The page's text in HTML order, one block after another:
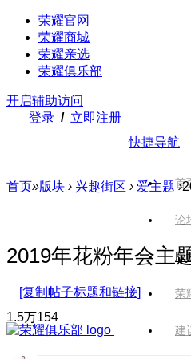
荣耀官网
荣耀商城
荣耀亲选
荣耀俱乐部
开启辅助访问
登录 / 立即注册
快捷导航
首
论
版
荣
建
首页»版块 › 兴趣街区 › 爱主题 ›
2019年花粉年会主
[复制帖子标题和链接]
1.5万154